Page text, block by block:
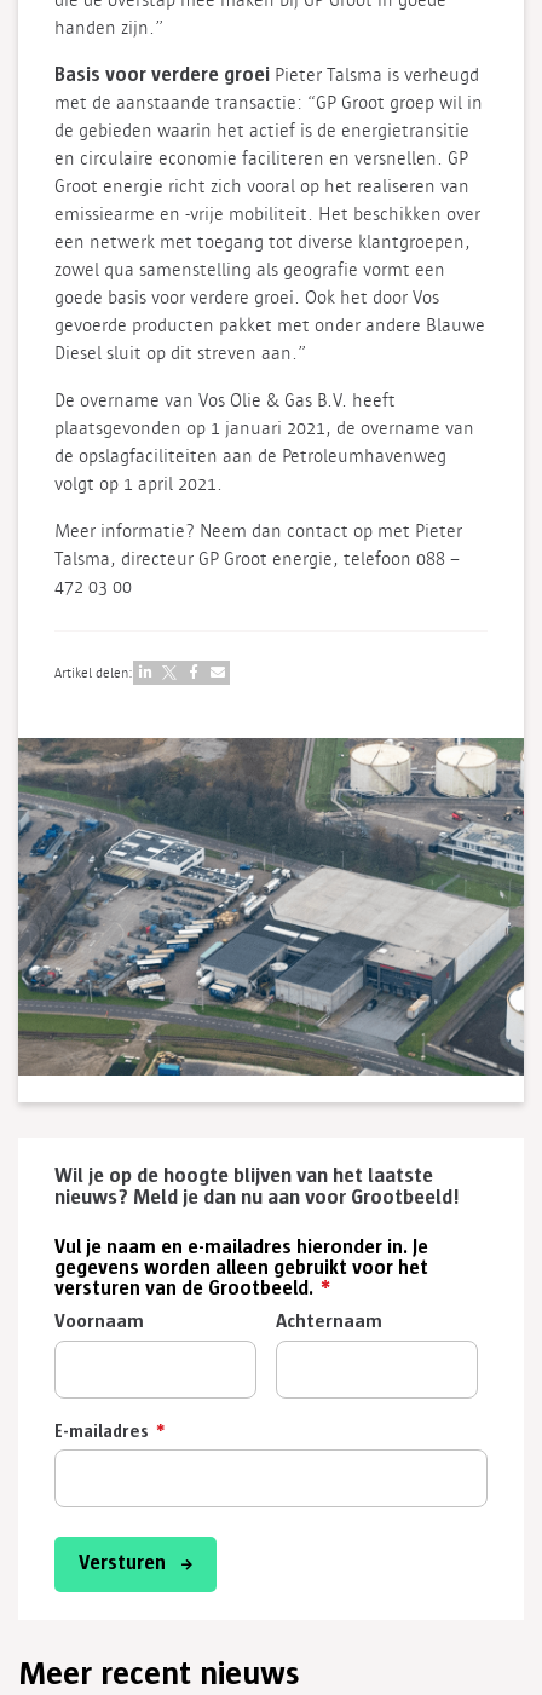
handen zijn.”
Basis voor verdere groei Pieter Talsma is verheugd
met de aanstaande transactie: “GP Groot groep wil in
de gebieden waarin het actief is de energietransitie
en circulaire economie faciliteren en versnellen. GP
Groot energie richt zich vooral op het realiseren van
emissiearme en -vrije mobiliteit. Het beschikken over
een netwerk met toegang tot diverse klantgroepen,
zowel qua samenstelling als geografie vormt een
goede basis voor verdere groei. Ook het door Vos
gevoerde producten pakket met onder andere Blauwe
Diesel sluit op dit streven aan.”
De overname van Vos Olie & Gas B.V. heeft
plaatsgevonden op 1 januari 2021, de overname van
de opslagfaciliteiten aan de Petroleumhavenweg
volgt op 1 april 2021.
Meer informatie? Neem dan contact op met Pieter
Talsma, directeur GP Groot energie, telefoon 088 –
472 03 00
Artikel delen:
Wil je op de hoogte blijven van het laatste
nieuws? Meld je dan nu aan voor Grootbeeld!
Vul je naam en e-mailadres hieronder in. Je
gegevens worden alleen gebruikt voor het
versturen van de Grootbeeld. *
Voornaam Achternaam
E-mailadres *
Versturen
Meer recent nieuws